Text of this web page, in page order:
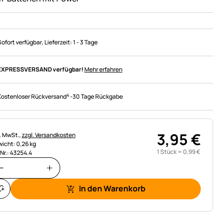
verfügbar, Lieferzeit:1 - 3 Tage
verfügbar!Mehr erfahren
Rückversand4-30 Tage Rückgabe
MwSt.,zzgl. Versandkosten
0,26 kg
43254.4
3,95€
1 Stück = 0,99€
In den Warenkorb